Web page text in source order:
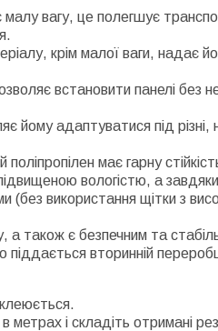
малу вагу, це полегшує
крім малої ваги, надає
встановити панелі без
йому адаптуватися під різні,
має гарну
вологістю, а завдяки
використання щітки з
а також є безпечним та
вторинній
і складіть отримані